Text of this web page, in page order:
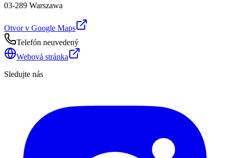
03-289 Warszawa
Otvor v Google Maps
Telefón neuvedený
Webová stránka
Sledujte nás